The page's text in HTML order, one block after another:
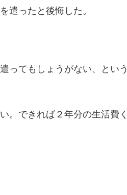
遣ったと後悔した。
ってもしょうがない、という
。できれば２年分の生活費く